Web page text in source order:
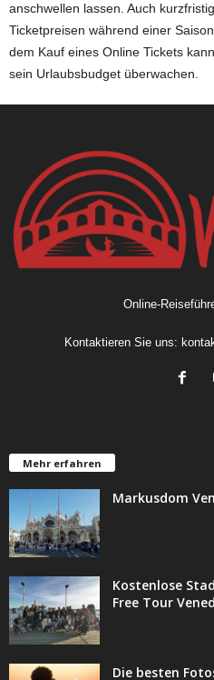
anschwellen lassen. Auch
Ticketpreisen während einer
dem Kauf eines Online Tickets
sein Urlaubsbudget überwachen.
Online-
Kontaktieren Sie uns:
Mehr erfahren
Markusdom
Kostenlose
Free Tour
Die besten